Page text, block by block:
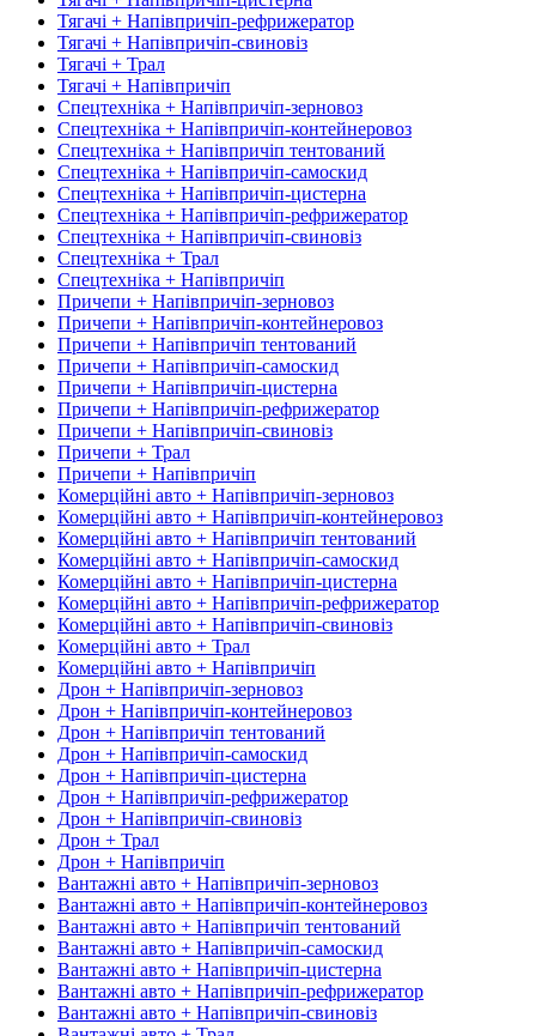
Тягачі + Напівпричіп-рефрижератор
Тягачі + Напівпричіп-свиновіз
Тягачі + Трал
Тягачі + Напівпричіп
Спецтехніка + Напівпричіп-зерновоз
Спецтехніка + Напівпричіп-контейнеровоз
Спецтехніка + Напівпричіп тентований
Спецтехніка + Напівпричіп-самоскид
Спецтехніка + Напівпричіп-цистерна
Спецтехніка + Напівпричіп-рефрижератор
Спецтехніка + Напівпричіп-свиновіз
Спецтехніка + Трал
Спецтехніка + Напівпричіп
Причепи + Напівпричіп-зерновоз
Причепи + Напівпричіп-контейнеровоз
Причепи + Напівпричіп тентований
Причепи + Напівпричіп-самоскид
Причепи + Напівпричіп-цистерна
Причепи + Напівпричіп-рефрижератор
Причепи + Напівпричіп-свиновіз
Причепи + Трал
Причепи + Напівпричіп
Комерційні авто + Напівпричіп-зерновоз
Комерційні авто + Напівпричіп-контейнеровоз
Комерційні авто + Напівпричіп тентований
Комерційні авто + Напівпричіп-самоскид
Комерційні авто + Напівпричіп-цистерна
Комерційні авто + Напівпричіп-рефрижератор
Комерційні авто + Напівпричіп-свиновіз
Комерційні авто + Трал
Комерційні авто + Напівпричіп
Дрон + Напівпричіп-зерновоз
Дрон + Напівпричіп-контейнеровоз
Дрон + Напівпричіп тентований
Дрон + Напівпричіп-самоскид
Дрон + Напівпричіп-цистерна
Дрон + Напівпричіп-рефрижератор
Дрон + Напівпричіп-свиновіз
Дрон + Трал
Дрон + Напівпричіп
Вантажні авто + Напівпричіп-зерновоз
Вантажні авто + Напівпричіп-контейнеровоз
Вантажні авто + Напівпричіп тентований
Вантажні авто + Напівпричіп-самоскид
Вантажні авто + Напівпричіп-цистерна
Вантажні авто + Напівпричіп-рефрижератор
Вантажні авто + Напівпричіп-свиновіз